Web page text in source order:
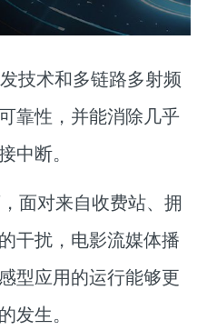
术和多链路多射频
靠性，并能消除几乎
中断。
对来自收费站、拥
干扰，电影流媒体播
型应用的运行能够更
发生。